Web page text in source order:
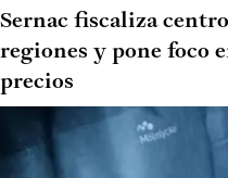
Sernac fiscaliza
regiones y pone foco
precios